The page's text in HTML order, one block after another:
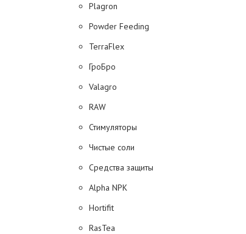
Plagron
Powder Feeding
TerraFlex
ГроБро
Valagro
RAW
Стимуляторы
Чистые соли
Средства защиты
Alpha NPK
Hortifit
RasTea